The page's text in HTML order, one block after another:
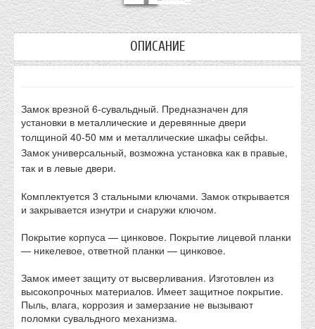
ОПИСАНИЕ
Замок врезной 6-сувальдный. Предназначен для
установки в металлические и деревянные двери
толщиной 40-50 мм и металлические шкафы сейфы.
Замок универсальный, возможна установка как в правые,
так и в левые двери.
Комплектуется 3 стальными ключами. Замок открывается
и закрывается изнутри и снаружи ключом.
Покрытие корпуса — цинковое. Покрытие лицевой планки
— никелевое, ответной планки — цинковое.
Замок имеет защиту от высверливания. Изготовлен из
высокопрочных материалов. Имеет защитное покрытие.
Пыль, влага, коррозия и замерзание не вызывают
поломки сувальдного механизма.